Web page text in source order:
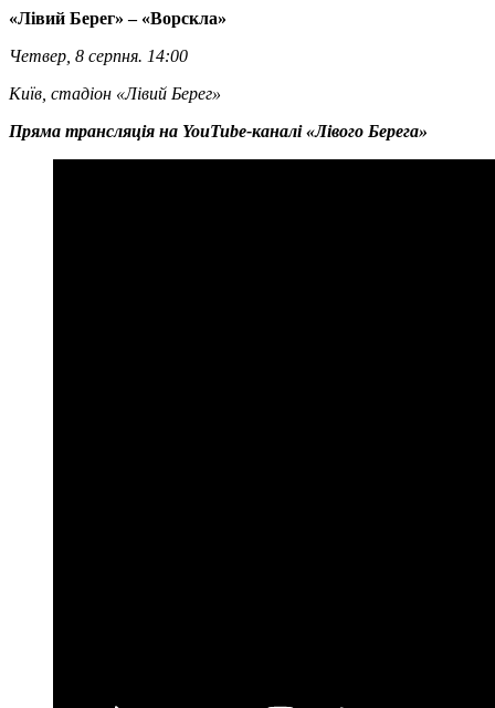
«Лівий Берег» – «Ворскла»
Четвер, 8 серпня. 14:00
Київ, стадіон «Лівий Берег»
Пряма трансляція на YouTube-каналі «Лівого Берега»